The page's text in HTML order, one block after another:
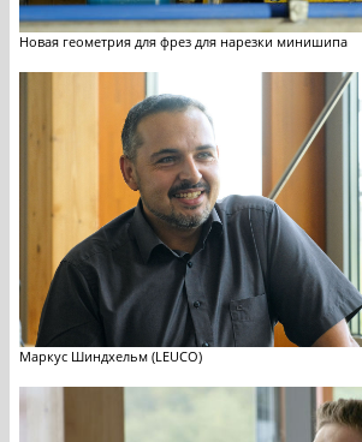
Новая геометрия для фрез для нарезки минишипа
Маркус Шиндхельм (LEUCO)